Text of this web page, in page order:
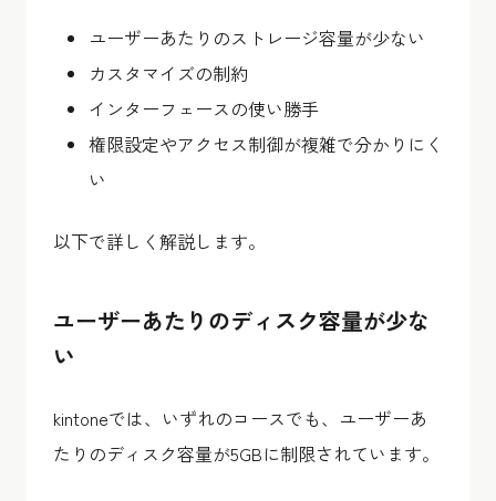
ユーザーあたりのストレージ容量が少ない
カスタマイズの制約
インターフェースの使い勝手
権限設定やアクセス制御が複雑で分かりにく
い
以下で詳しく解説します。
ユーザーあたりのディスク容量が少な
い
kintoneでは、いずれのコースでも、ユーザーあ
たりのディスク容量が5GBに制限されています。